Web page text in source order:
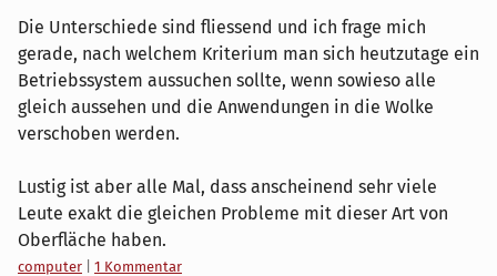
Die Unterschiede sind fliessend und ich frage mich
gerade, nach welchem Kriterium man sich heutzutage ein
Betriebssystem aussuchen sollte, wenn sowieso alle
gleich aussehen und die Anwendungen in die Wolke
verschoben werden.
Lustig ist aber alle Mal, dass anscheinend sehr viele
Leute exakt die gleichen Probleme mit dieser Art von
Oberfläche haben.
Kategorien:
computer
1 Kommentar